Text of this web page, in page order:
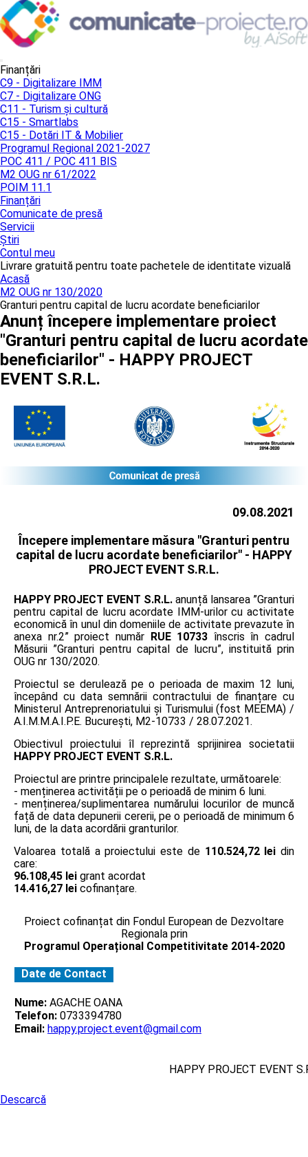
Finanțări
C9 - Digitalizare IMM
C7 - Digitalizare ONG
C11 - Turism și cultură
C15 - Smartlabs
C15 - Dotări IT & Mobilier
Programul Regional 2021-2027
POC 411 / POC 411 BIS
M2 OUG nr 61/2022
POIM 11.1
Finanțări
Comunicate de presă
Servicii
Știri
Contul meu
Livrare gratuită pentru toate pachetele de identitate vizuală
Acasă
M2 OUG nr 130/2020
Granturi pentru capital de lucru acordate beneficiarilor
Anunț începere implementare proiect
"Granturi pentru capital de lucru acordate
beneficiarilor" - HAPPY PROJECT
EVENT S.R.L.
09.08.2021
Începere implementare măsura "Granturi pentru
capital de lucru acordate beneficiarilor" - HAPPY
PROJECT EVENT S.R.L.
HAPPY PROJECT EVENT S.R.L. anunță lansarea ”Granturi
pentru capital de lucru acordate IMM-urilor cu activitate
economică în unul din domeniile de activitate prevazute în
anexa nr.2” proiect număr RUE 10733 înscris în cadrul
Măsurii ”Granturi pentru capital de lucru”, instituită prin
OUG nr 130/2020.
Proiectul se derulează pe o perioada de maxim 12 luni,
începând cu data semnării contractului de finanțare cu
Ministerul Antreprenoriatului și Turismului (fost MEEMA) /
A.I.M.M.A.I.P.E. București, M2-10733 / 28.07.2021.
Obiectivul proiectului îl reprezintă sprijinirea societatii
HAPPY PROJECT EVENT S.R.L.
Proiectul are printre principalele rezultate, următoarele:
- menținerea activității pe o perioadă de minim 6 luni.
- menținerea/suplimentarea numărului locurilor de muncă
față de data depunerii cererii, pe o perioadă de minimum 6
luni, de la data acordării granturilor.
Valoarea totală a proiectului este de 110.524,72 lei din
care:
96.108,45 lei grant acordat
14.416,27 lei cofinanțare.
Proiect cofinanțat din Fondul European de Dezvoltare
Regionala prin
Programul Operațional Competitivitate 2014-2020
Date de Contact
Nume: AGACHE OANA
Telefon: 0733394780
Email: happy.project.event@gmail.com
HAPPY PROJECT EVENT
Descarcă